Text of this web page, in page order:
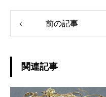
前の記事
関連記事